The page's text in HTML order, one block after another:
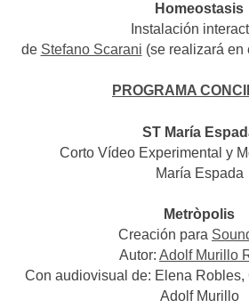
Homeostasis
Instalación
de Stefano Scarani (se realizará en
PROGRAMA
ST María
Corto Vídeo Experimental y
María Espada
Metròpolis
Creación para
Autor: Adolf Murillo
Con audiovisual de: Elena Robles,
Adolf Murillo